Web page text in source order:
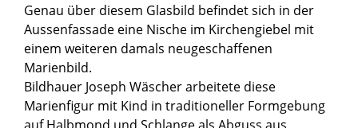
Genau über diesem Glasbild befindet sich in der
Aussenfassade eine Nische im Kirchengiebel mit
einem weiteren damals neugeschaffenen
Marienbild.
Bildhauer Joseph Wäscher arbeitete diese
Marienfigur mit Kind in traditioneller Formgebung